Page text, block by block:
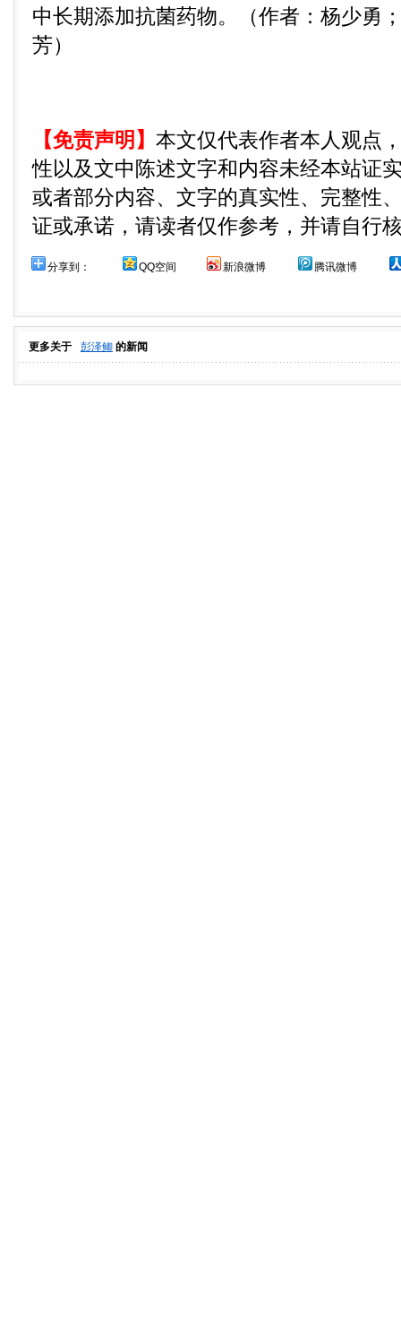
中长期添加抗菌药物。（作者：杨少勇
芳）
【免责声明】 本文仅代表作者本人观点
性以及文中陈述文字和内容未经本站证
或者部分内容、文字的真实性、完整性
证或承诺，请读者仅作参考，并请自行
分享到： QQ空间 新浪微博 腾讯微博
更多关于 彭泽鲫 的新闻